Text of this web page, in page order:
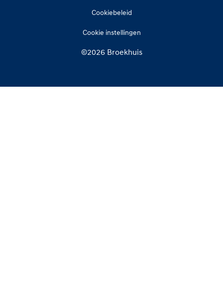
Cookiebeleid
Cookie instellingen
©2026 Broekhuis